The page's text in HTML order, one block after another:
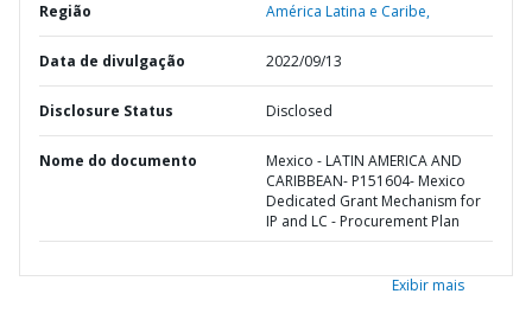
Região América Latina e Caribe,
Data de divulgação 2022/09/13
Disclosure Status Disclosed
Nome do documento
Mexico - LATIN AMERICA AND
CARIBBEAN- P151604- Mexico
Dedicated Grant Mechanism for
IP and LC - Procurement Plan
Exibir mais